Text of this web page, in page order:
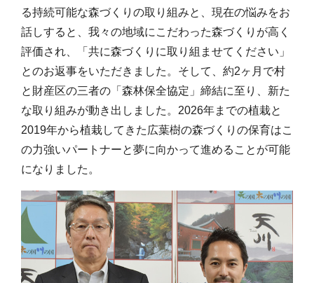
る持続可能な森づくりの取り組みと、現在の悩みをお
話しすると、我々の地域にこだわった森づくりが高く
評価され、「共に森づくりに取り組ませてください」
とのお返事をいただきました。そして、約2ヶ月で村
と財産区の三者の「森林保全協定」締結に至り、新た
な取り組みが動き出しました。2026年までの植栽と
2019年から植栽してきた広葉樹の森づくりの保育はこ
の力強いパートナーと夢に向かって進めることが可能
になりました。